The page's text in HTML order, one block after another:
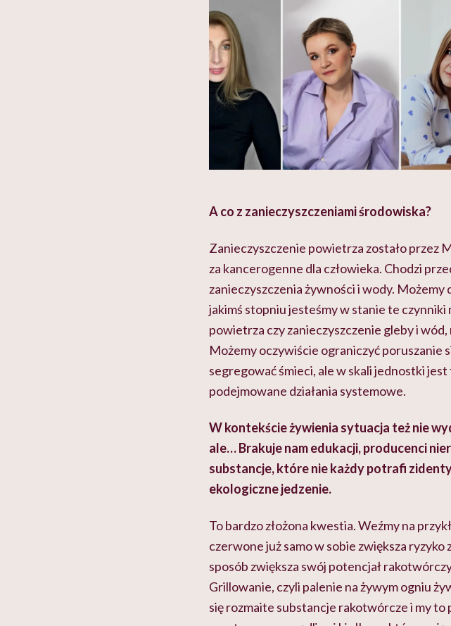
A co z zanieczyszczeniami środowiska?
Zanieczyszczenie powietrza zostało przez
za kancerogenne dla człowieka. Chodzi
zanieczyszczenia żywności i wody. Możemy
jakimś stopniu jesteśmy w stanie te
powietrza czy zanieczyszczenie gleby i
Możemy oczywiście ograniczyć poruszanie
segregować śmieci, ale w skali jednostki
podejmowane działania systemowe.
W kontekście żywienia sytuacja też nie
ale… Brakuje nam edukacji, producenci
substancje, które nie każdy potrafi
ekologiczne jedzenie.
To bardzo złożona kwestia. Weźmy na
czerwone już samo w sobie zwiększa
sposób zwiększa swój potencjał
Grillowanie, czyli palenie na żywym ogniu
się rozmaite substancje rakotwórcze i my